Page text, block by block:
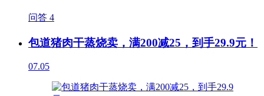
问答 4
包道猪肉干蒸烧卖，满200减25，到手29.9元！
07.05